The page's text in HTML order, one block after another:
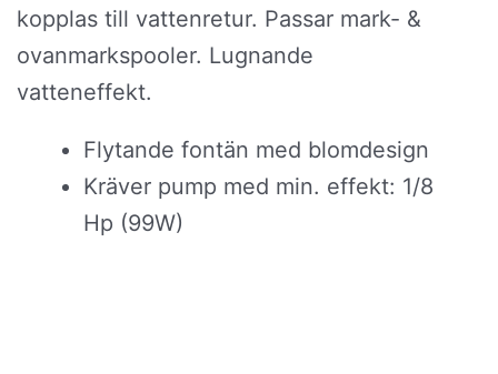
kopplas till vattenretur. Passar mark- &
ovanmarkspooler. Lugnande
vatteneffekt.
Flytande fontän med blomdesign
Kräver pump med min. effekt: 1/8
Hp (99W)